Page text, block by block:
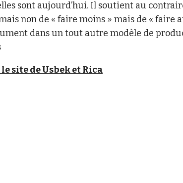
sont aujourd’hui. Il soutient au
non de « faire moins » mais de « faire
dans un tout autre modèle de
site de Usbek et Rica